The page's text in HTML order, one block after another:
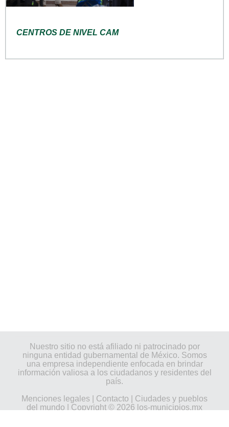
CENTROS DE NIVEL CAM
Nuestro sitio no está afiliado ni patrocinado por
ninguna entidad gubernamental de México. Somos
una empresa independiente enfocada en brindar
información valiosa a los ciudadanos y residentes del
país.
Menciones legales
Contacto
Ciudades y pueblos
del mundo | Copyright © 2026 los-municipios.mx